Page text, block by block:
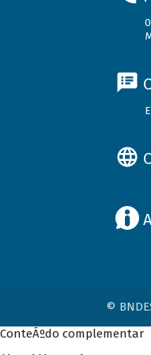
©
ConteÃºdo complementar